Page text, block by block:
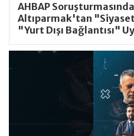
AHBAP
Altıparmak'tan
"Yurt Dışı Bağlantısı"